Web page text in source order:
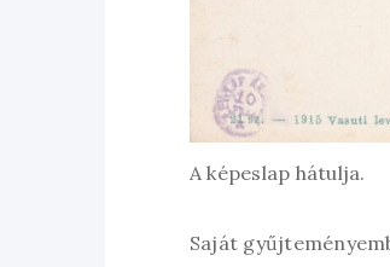
A képeslap hátulja.
Saját